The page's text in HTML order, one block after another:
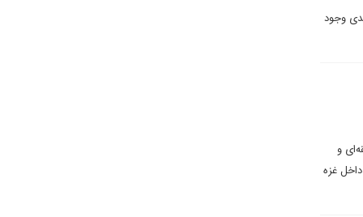
وجود
و
غزه